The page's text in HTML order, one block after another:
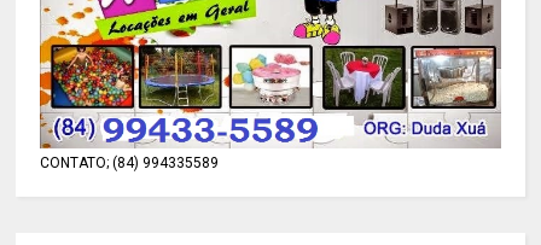
CONTATO; (84) 994335589